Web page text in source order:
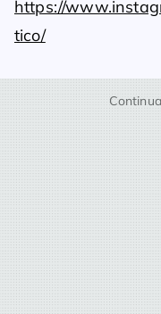
https://
tico/